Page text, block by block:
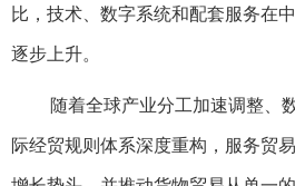
比，技术、数字系统和配套服务在
逐步上升。
随着全球产业分工加速调整、
际经贸规则体系深度重构，服务贸